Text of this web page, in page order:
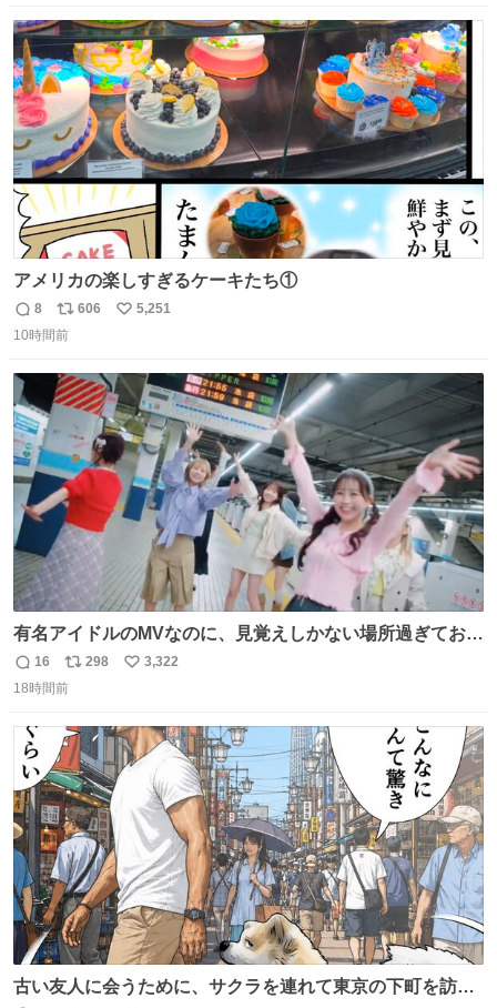
ト
数
数
アメリカの楽しすぎるケーキたち①
返
信
8
リ
ポ
ト
数
606
い
数
5,251
10時間前
有名アイドルのMVなのに、見覚えしかない場所過ぎておも
ろいな
返
信
16
リ
ポ
ト
数
298
い
数
3,322
18時間前
古い友人に会うために、サクラを連れて東京の下町を訪れ